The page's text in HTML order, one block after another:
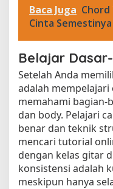
Baca Juga Chord
Cinta
Belajar
Setelah Anda
adalah mempelajari
memahami bagian-
dan body. Pelajari
benar dan teknik
mencari tutorial
dengan kelas gitar
konsistensi adalah
meskipun hanya